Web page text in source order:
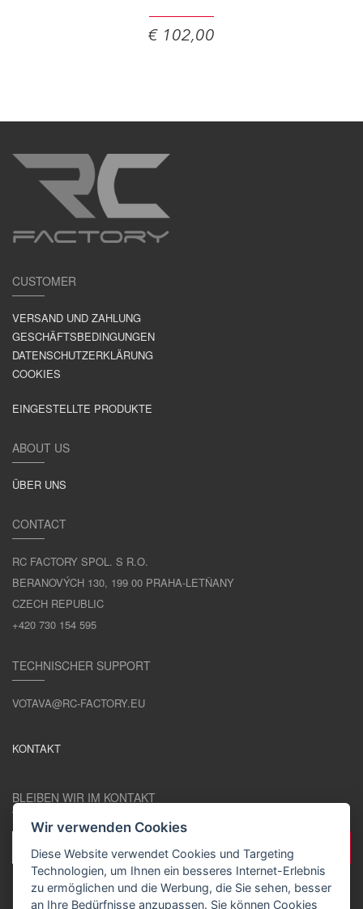
€ 102,00
CUSTOMER
VERSAND UND ZAHLUNG
GESCHÄFTSBEDINGUNGEN
DATENSCHUTZERKLÄRUNG
COOKIES
EINGESTELLTE PRODUKTE
ABOUT US
ÜBER UNS
CONTACT
RC FACTORY SPOL. S R.O.
BERANOVÝCH 130, 199 00 PRAHA-LETŇANY
CZECH REPUBLIC
+420 730 154 595
TECHNISCHER SUPPORT
VOTAVA@RC-FACTORY.EU
KONTAKT
BLEIBEN WIR IM KONTAKT
Wir verwenden Cookies
Diese Website verwendet Cookies und Targeting
Technologien, um Ihnen ein besseres Internet-Erlebnis
zu ermöglichen und die Werbung, die Sie sehen, besser
an Ihre Bedürfnisse anzupassen. Sie können Cookies